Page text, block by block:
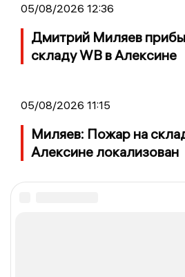
05/08/2026 12:36
Дмитрий Миляев
складу WB в Алексине
05/08/2026 11:15
Миляев: Пожар на
Алексине локализован